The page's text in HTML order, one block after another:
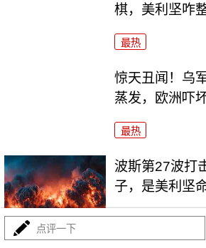
棋，美利坚咋
最热
惊天丑闻！乌
蒸发，欧洲吓
最热
波斯第27波打
子，是美利坚
最热
点评一下